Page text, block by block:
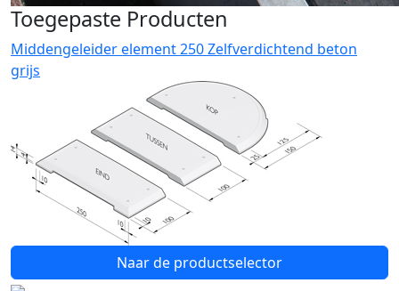
Toegepaste Producten
Middengeleider element 250 Zelfverdichtend beton
grijs
Naar de productselector